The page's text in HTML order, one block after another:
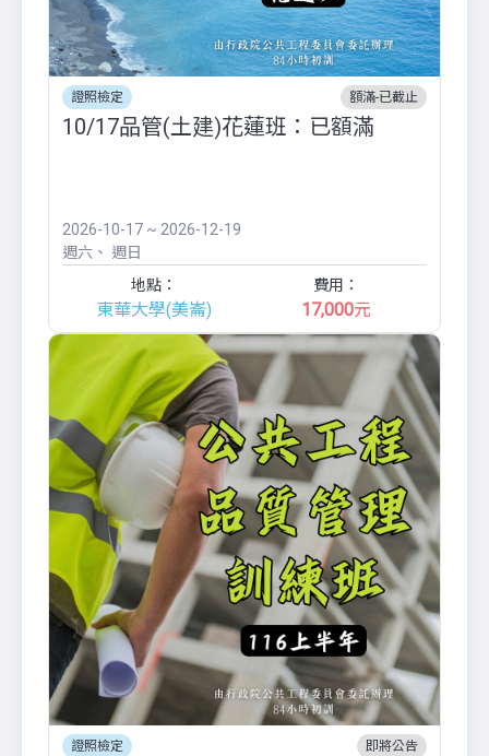
證照檢定 額滿-已截止
10/17品管(土建)花蓮班：已額滿
2026-10-17 ~ 2026-12-19
週六
週日
地點：
東華大學(美崙)
費用：
17,000元
證照檢定 即將公告